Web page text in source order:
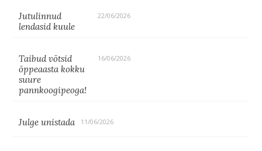
Jutulinnud
lendasid kuule
22/06/2026
Taibud võtsid
õppeaasta kokku
suure
pannkoogipeoga!
16/06/2026
Julge unistada 11/06/2026